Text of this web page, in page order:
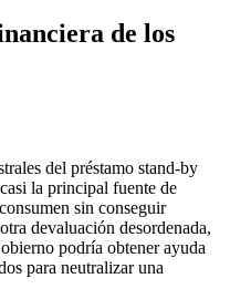
de los
del préstamo stand-by
la principal fuente de
sin conseguir
devaluación desordenada,
podría obtener ayuda
para neutralizar una